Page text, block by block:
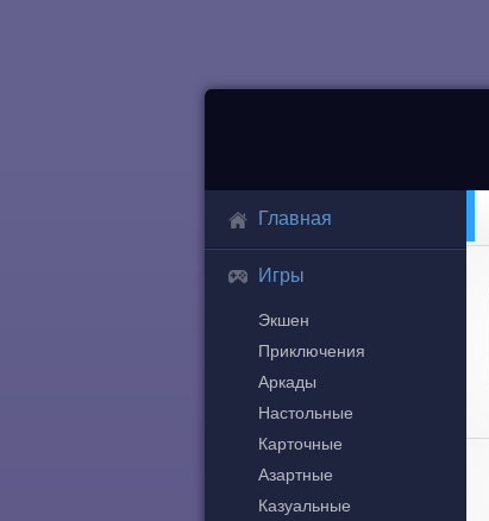
Главная
Игры
Экшен
Приключения
Аркады
Настольные
Карточные
Азартные
Казуальные